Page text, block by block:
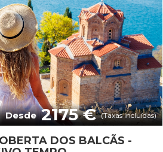
Desde2175 €(Taxas Incluídas)
DOS BALCÃS -